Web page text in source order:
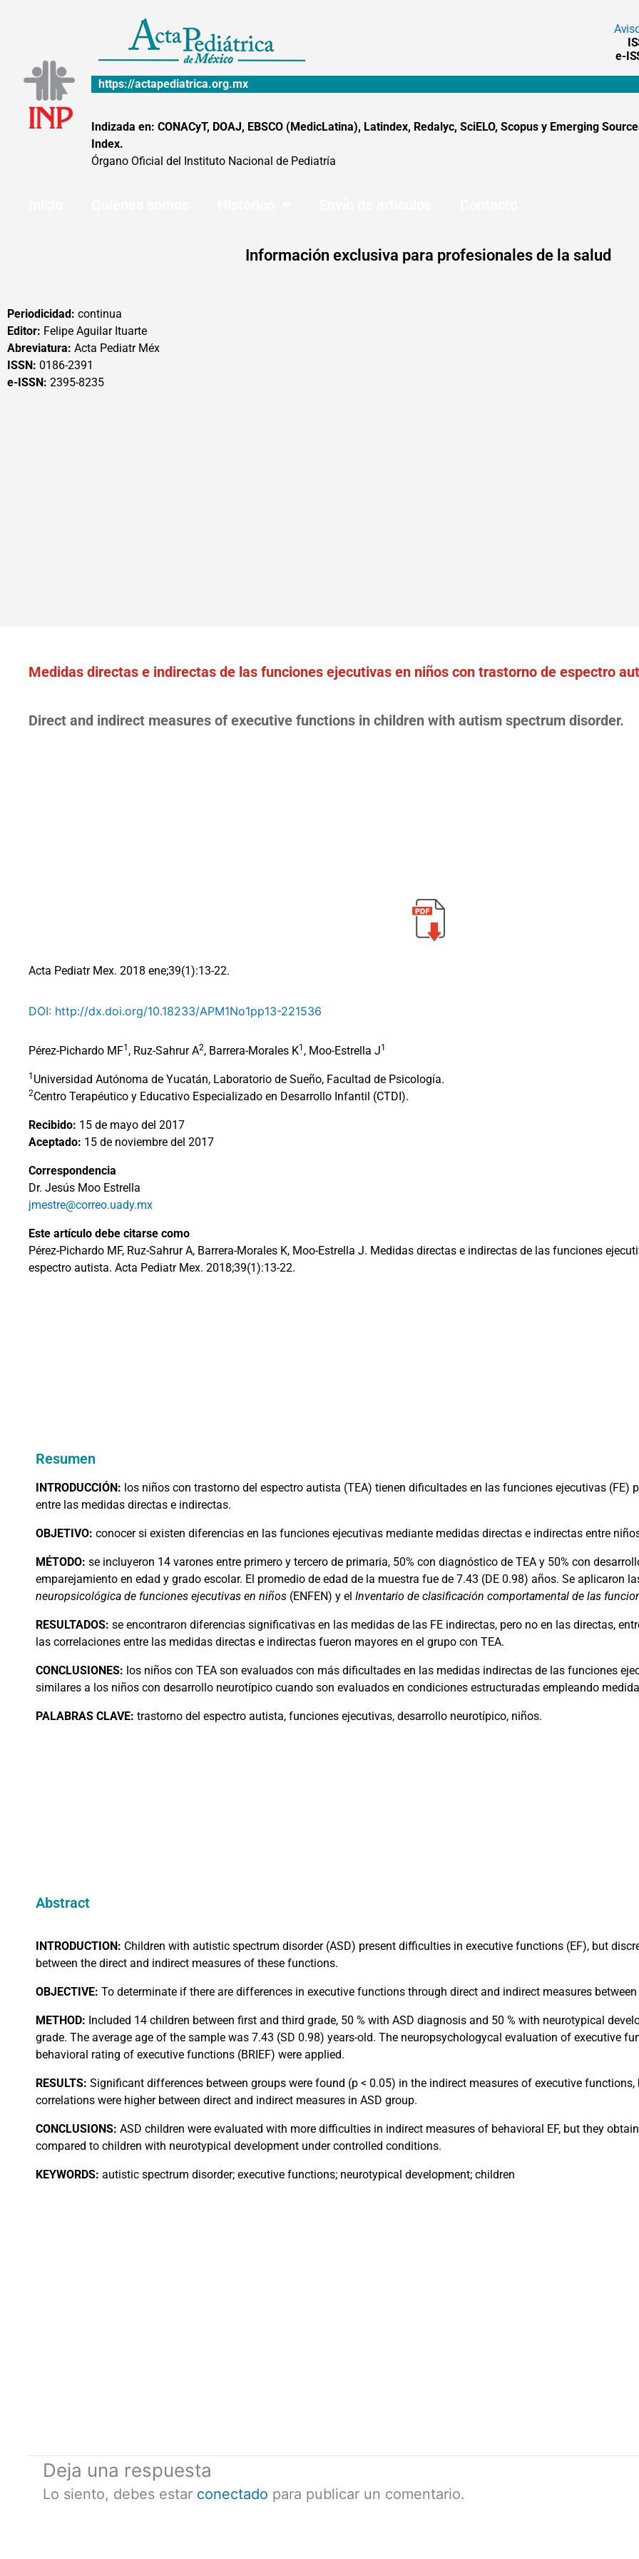
e-
https://actapediatrica.org.mx
Indizada en: CONACyT, DOAJ, EBSCO (MedicLatina), Latindex, Redalyc, SciELO, Scopus y Emerging
Index.
Órgano Oficial del Instituto Nacional de Pediatría
Información exclusiva para profesionales de la salud
Periodicidad: continua
Editor: Felipe Aguilar Ituarte
Abreviatura: Acta Pediatr Méx
ISSN: 0186-2391
e-ISSN: 2395-8235
Medidas directas e indirectas de las funciones ejecutivas en niños con trastorno de espectro
Direct and indirect measures of executive functions in children with autism spectrum disorder.
Acta Pediatr Mex. 2018 ene;39(1):13-22.
DOI: http://dx.doi.org/10.18233/APM1No1pp13-221536
Pérez-Pichardo MF1 , Ruz-Sahrur A2, Barrera-Morales K1 , Moo-Estrella J1
1 Universidad Autónoma de Yucatán, Laboratorio de Sueño, Facultad de Psicología.
2Centro Terapéutico y Educativo Especializado en Desarrollo Infantil (CTDI).
Recibido: 15 de mayo del 2017
Aceptado: 15 de noviembre del 2017
Correspondencia
Dr. Jesús Moo Estrella
jmestre@correo.uady.mx
Este artículo debe citarse como
Pérez-Pichardo MF, Ruz-Sahrur A, Barrera-Morales K, Moo-Estrella J. Medidas directas e indirectas de las funciones
espectro autista. Acta Pediatr Mex. 2018;39(1):13-22.
Resumen
INTRODUCCIÓN: los niños con trastorno del espectro autista (TEA) tienen dificultades en las funciones ejecutivas (FE)
entre las medidas directas e indirectas.
OBJETIVO: conocer si existen diferencias en las funciones ejecutivas mediante medidas directas e indirectas entre
MÉTODO: se incluyeron 14 varones entre primero y tercero de primaria, 50% con diagnóstico de TEA y 50% con
emparejamiento en edad y grado escolar. El promedio de edad de la muestra fue de 7.43 (DE 0.98) años. Se aplicaron
neuropsicológica de funciones ejecutivas en niños (ENFEN) y el Inventario de clasificación comportamental de las
RESULTADOS: se encontraron diferencias significativas en las medidas de las FE indirectas, pero no en las directas,
las correlaciones entre las medidas directas e indirectas fueron mayores en el grupo con TEA.
CONCLUSIONES: los niños con TEA son evaluados con más dificultades en las medidas indirectas de las funciones
similares a los niños con desarrollo neurotípico cuando son evaluados en condiciones estructuradas empleando
PALABRAS CLAVE: trastorno del espectro autista, funciones ejecutivas, desarrollo neurotípico, niños.
Abstract
INTRODUCTION: Children with autistic spectrum disorder (ASD) present difficulties in executive functions (EF), but
between the direct and indirect measures of these functions.
OBJECTIVE: To determinate if there are differences in executive functions through direct and indirect measures
METHOD: Included 14 children between first and third grade, 50 % with ASD diagnosis and 50 % with neurotypical
grade. The average age of the sample was 7.43 (SD 0.98) years-old. The neuropsychologycal evaluation of executive
behavioral rating of executive functions (BRIEF) were applied.
RESULTS: Significant differences between groups were found (p < 0.05) in the indirect measures of executive
correlations were higher between direct and indirect measures in ASD group.
CONCLUSIONS: ASD children were evaluated with more difficulties in indirect measures of behavioral EF, but they
compared to children with neurotypical development under controlled conditions.
KEYWORDS: autistic spectrum disorder; executive functions; neurotypical development; children
Deja una respuesta
Lo siento, debes estar conectado para publicar un comentario.